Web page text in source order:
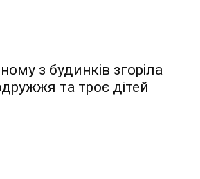
з будинків згоріла
та троє дітей